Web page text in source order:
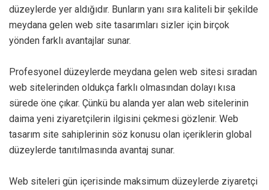
düzeylerde yer aldığıdır. Bunların yanı sıra kaliteli bir şekilde
meydana gelen web site tasarımları sizler için birçok
yönden farklı avantajlar sunar.
Profesyonel düzeylerde meydana gelen web sitesi sıradan
web sitelerinden oldukça farklı olmasından dolayı kısa
sürede öne çıkar. Çünkü bu alanda yer alan web sitelerinin
daima yeni ziyaretçilerin ilgisini çekmesi gözlenir. Web
tasarım site sahiplerinin söz konusu olan içeriklerin global
düzeylerde tanıtılmasında avantaj sunar.
Web siteleri gün içerisinde maksimum düzeylerde ziyaretçi